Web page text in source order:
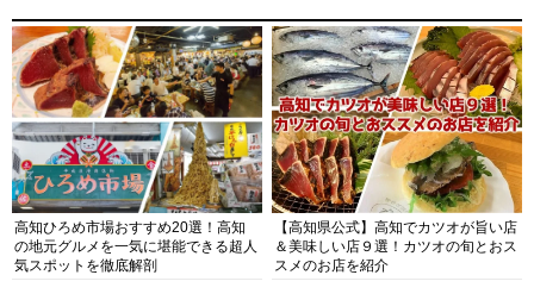
高知ひろめ市場おすすめ20選！高知
の地元グルメを一気に堪能できる超人
気スポットを徹底解剖
【高知県公式】高知でカツオが旨い店
＆美味しい店９選！カツオの旬とおス
スメのお店を紹介